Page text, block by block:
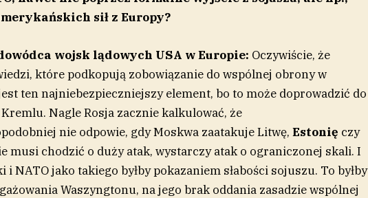
sił z Europy?
wojsk lądowych USA w Europie: Oczywiście, że
które podkopują zobowiązanie do wspólnej obrony w
ten najniebezpieczniejszy element, bo to może doprowadzić do
Nagle Rosja zacznie kalkulować, że
nie odpowie, gdy Moskwa zaatakuje Litwę, Estonię czy
musi chodzić o duży atak, wystarczy atak o ograniczonej skali. I
NATO jako takiego byłby pokazaniem słabości sojuszu. To byłby
Waszyngtonu, na jego brak oddania zasadzie wspólnej